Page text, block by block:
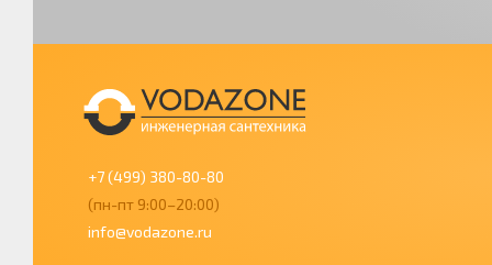
+7 (499) 380-80-80
(пн-пт 9:00–20:00)
info@vodazone.ru